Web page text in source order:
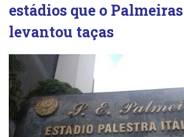
estádios que o
levantou taças